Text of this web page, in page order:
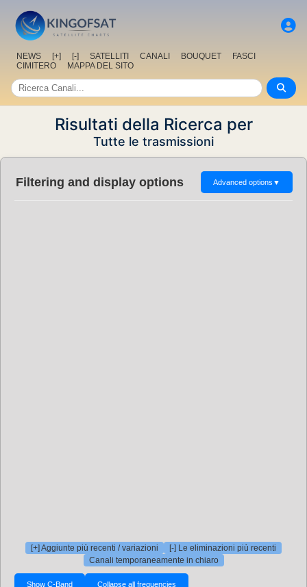
NEWS [+] [-] SATELLITI CANALI BOUQUET
FASCI
CIMITERO
MAPPA DEL SITO
Risultati della Ricerca per
Tutte le trasmissioni
Filtering and display options Advanced options ▼
[+] Aggiunte più recenti / variazioni
[-] Le eliminazioni più recenti
Canali temporaneamente in chiaro